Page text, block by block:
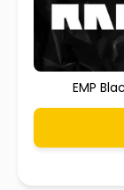
EMP